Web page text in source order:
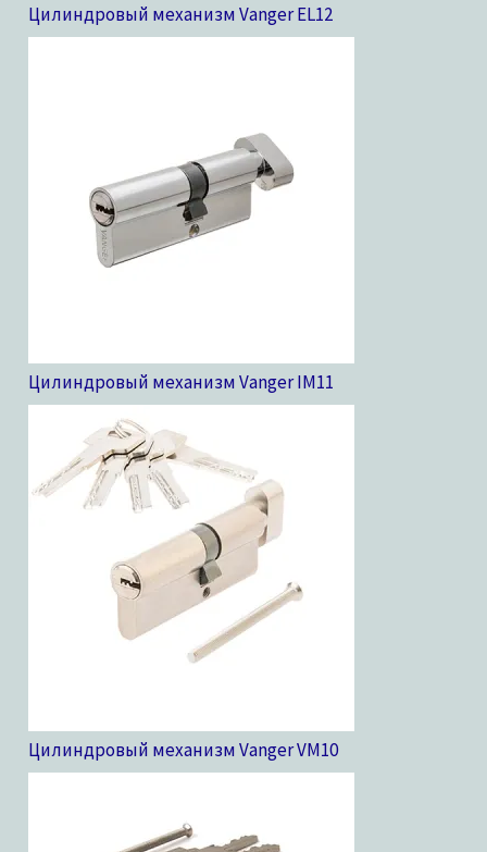
Цилиндровый механизм Vanger EL12
Цилиндровый механизм Vanger IM11
Цилиндровый механизм Vanger VM10